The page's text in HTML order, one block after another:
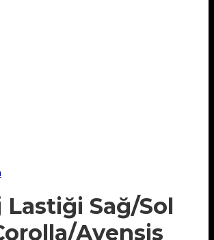
Lastiği Sağ/Sol
Avensis